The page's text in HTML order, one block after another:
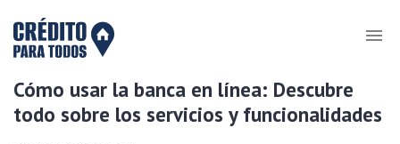
Cómo usar la banca en línea: Descubre
todo sobre los servicios y funcionalidades